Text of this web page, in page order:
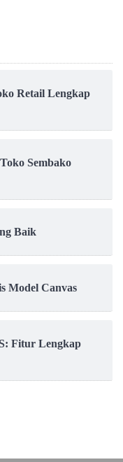
Retail Lengkap
Sembako
Baik
Model Canvas
Fitur Lengkap